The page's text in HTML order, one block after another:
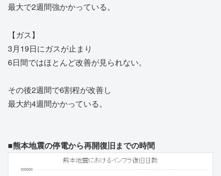
最大で2週間強かかっている。
【ガス】
3月19日にガスが止まり
6日間ではほとんど改善が見られない。
その後2週間で6割程が改善し
最大約4週間かかっている。
■熊本地震の停電から再開復旧までの時間